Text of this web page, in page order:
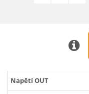
Napětí OUT